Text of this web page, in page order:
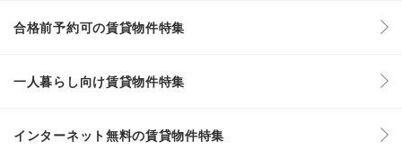
合格前予約可の賃貸物件特集
一人暮らし向け賃貸物件特集
インターネット無料の賃貸物件特集